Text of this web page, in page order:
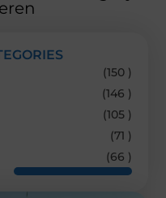
(150 )
(146 )
(105 )
(71 )
(66 )